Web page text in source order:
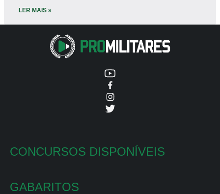
LER MAIS »
CONCURSOS DISPONÍVEIS
GABARITOS